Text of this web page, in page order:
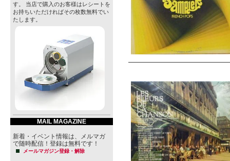
す。 当店で購入のお客様はレシートを
お持ちいただければその枚数無料でい
たします。
MAIL MAGAZINE
新着・イベント情報は、メルマガ
で随時配信！登録は無料です！
メールマガジン登録・解除